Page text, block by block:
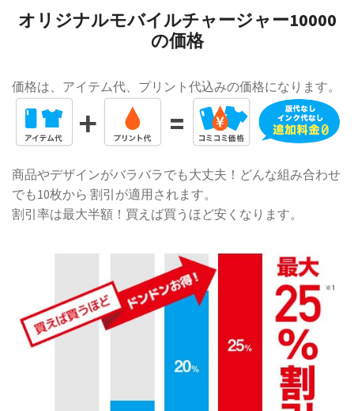
オリジナルモバイルチャージャー10000
の価格
価格は、アイテム代、プリント代込みの価格になります。
商品やデザインがバラバラでも大丈夫！どんな組み合わせ
でも10枚から 割引が適用されます。
割引率は最大半額！買えば買うほど安くなります。